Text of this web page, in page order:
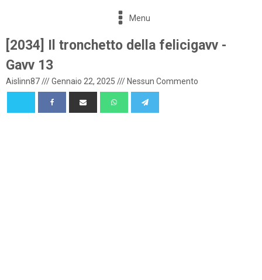
Menu
[2034] Il tronchetto della felicigavv -
Gavv 13
Aislinn87///Gennaio 22, 2025 /// Nessun Commento